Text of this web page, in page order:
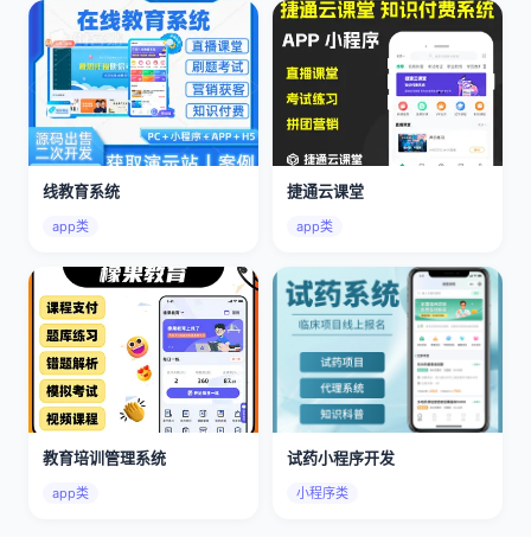
线教育系统
app类
捷通云课堂
app类
教育培训管理系统
app类
试药小程序开发
小程序类